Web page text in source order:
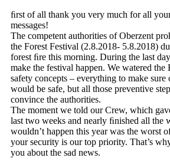
ﬁrst of all thank you very much for all
messages!
The competent authorities of Oberzent
the Forest Festival (2.8.2018- 5.8.2018)
forest ﬁre this morning. During the last
make the festival happen. We watered the
safety concepts – everything to make sure
would be safe, but all those preventive
convince the authorities.
The moment we told our Crew, which
last two weeks and nearly ﬁnished all the
wouldn’t happen this year was the worst
your security is our top priority. That’s
you about the sad news.